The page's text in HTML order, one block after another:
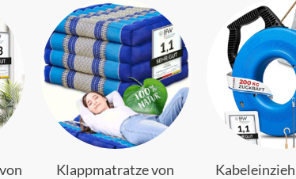
Klappmatratze von